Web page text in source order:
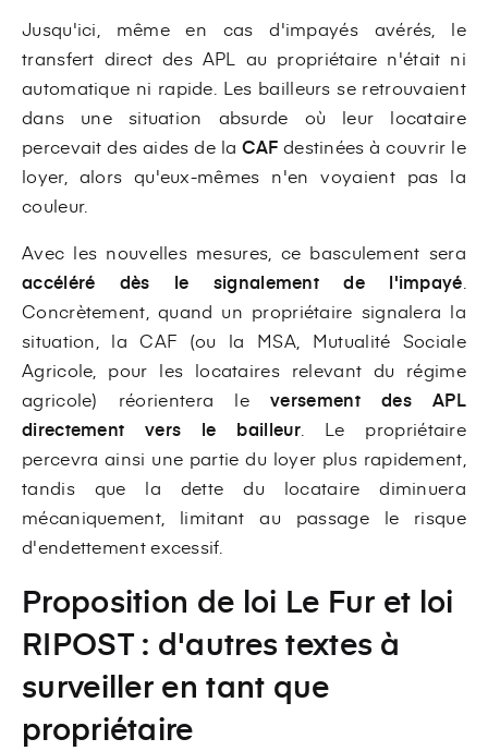
Jusqu'ici, même en cas d'impayés avérés, le
transfert direct des APL au propriétaire n'était ni
automatique ni rapide. Les bailleurs se retrouvaient
dans une situation absurde où leur locataire
percevait des aides de laCAF destinées à couvrir le
loyer, alors qu'eux-mêmes n'en voyaient pas la
couleur.
Avec les nouvelles mesures, ce basculement sera
accéléré dès le signalement de l'impayé
Concrètement, quand un propriétaire signalera la
situation, la CAF (ou la MSA, Mutualité Sociale
Agricole, pour les locataires relevant du régime
agricole) réorientera leversement des APL
directement vers le bailleur. Le propriétaire
percevra ainsi une partie du loyer plus rapidement,
tandis que la dette du locataire diminuera
mécaniquement, limitant au passage le risque
d'endettement excessif.
Proposition de loi Le Fur et loi
RIPOST : d'autres textes à
surveiller en tant que
propriétaire